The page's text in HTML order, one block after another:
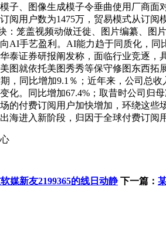
子、图像生成模子令垂曲使用厂商面
阅用户数为1475万，贸易模式从订
：笼盖视频动做迁徙、图片编纂、图
AI手艺盈利。AI能力趋于同质化，
泰证券研报阐发称，面临行业竞逐
图就依托美图秀秀等保守修图东西
，同比增加9.1％；近年来，公司总
化。同比增加67.4%；取昔时公司归
的付费订阅用户加快增加，环绕这
海进入新阶段，归因于全球付费订
媒新友2199365的线日动静 下一篇：